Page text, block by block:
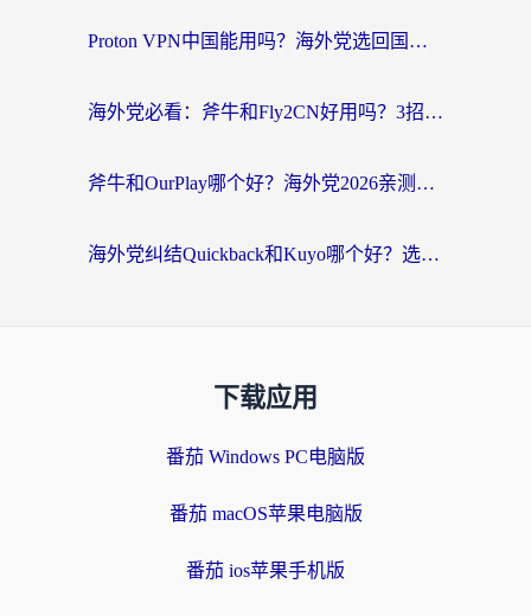
Proton VPN中国能用吗？海外党选回国加速器的避坑指南（附番茄加速器实测）
海外党必看：斧牛和Fly2CN好用吗？3招教你选对回国加速器（附免费试用攻略）
斧牛和OurPlay哪个好？海外党2026亲测：选对加速器，国内资源秒加载
海外党纠结Quickback和Kuyo哪个好？选对回国加速器才能无缝刷国内资源
下载应用
番茄 Windows PC电脑版
番茄 macOS苹果电脑版
番茄 ios苹果手机版